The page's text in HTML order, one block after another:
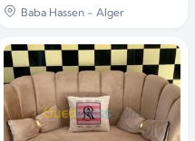
Baba Hassen - Alger